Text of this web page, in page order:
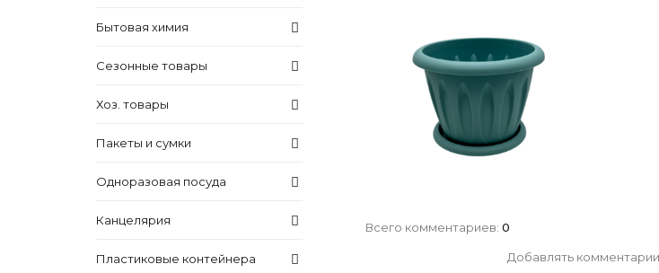
Всего комментариев:0
Добавлять
Бытовая химия
Сезонные товары
Хоз. товары
Пакеты и сумки
Одноразовая посуда
Канцелярия
Пластиковые контейнера